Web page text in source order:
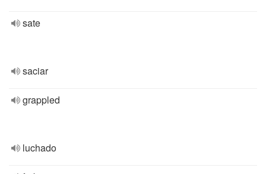
sate
saciar
grappled
luchado